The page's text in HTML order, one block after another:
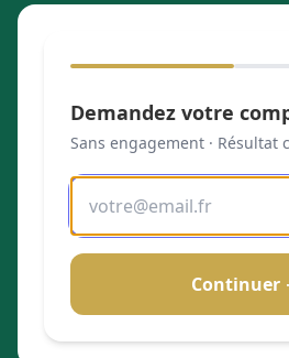
Demandez votre
Sans engagement · Résultat
Continuer